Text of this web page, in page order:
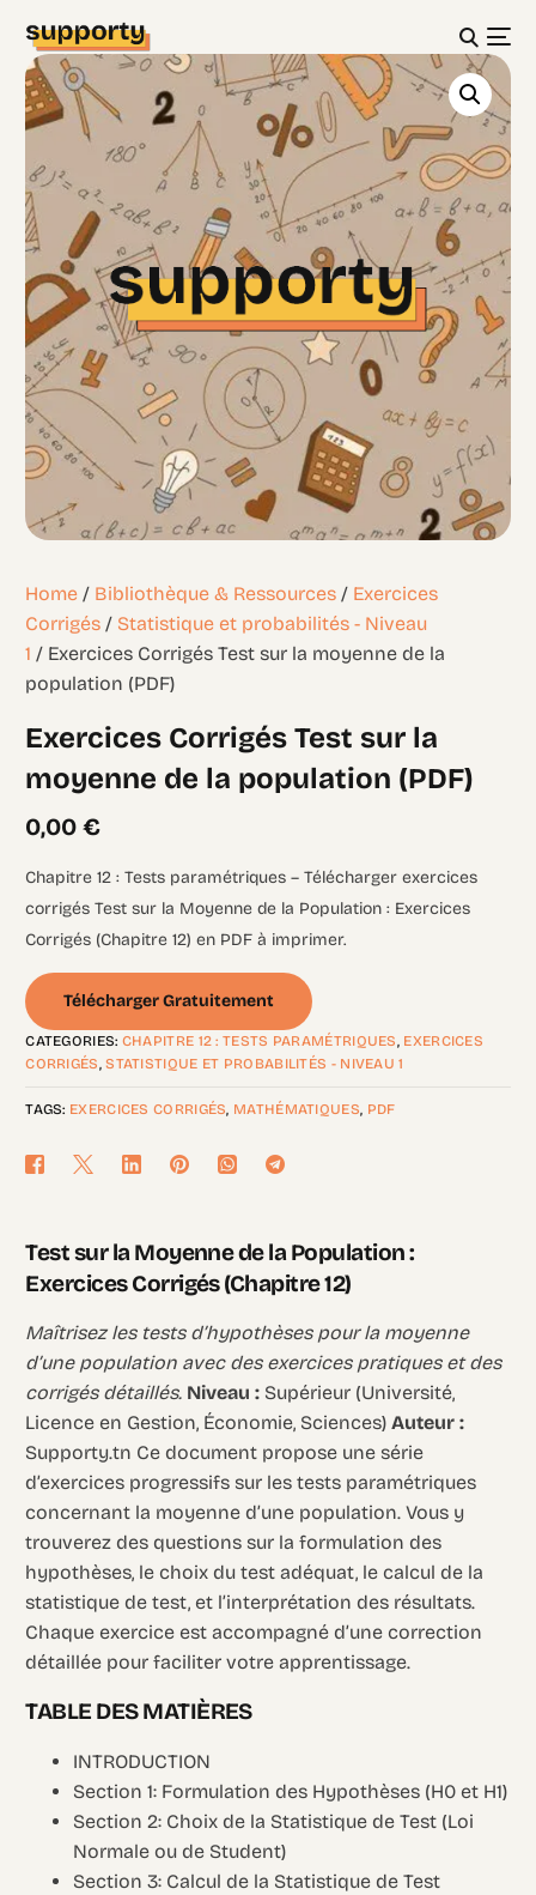
Home / Bibliothèque & Ressources / Exercices
Corrigés / Statistique et probabilités - Niveau
1 / Exercices Corrigés Test sur la moyenne de la
population (PDF)
Exercices Corrigés Test sur la
moyenne de la population (PDF)
0,00€
Chapitre 12 : Tests paramétriques – Télécharger exercices
corrigés Test sur la Moyenne de la Population : Exercices
Corrigés (Chapitre 12) en PDF à imprimer.
Télécharger Gratuitement
CATEGORIES: CHAPITRE 12 : TESTS PARAMÉTRIQUES, EXERCICES
CORRIGÉS,STATISTIQUE ET PROBABILITÉS - NIVEAU 1
TAGS: EXERCICES CORRIGÉS, MATHÉMATIQUES, PDF
Test sur la Moyenne de la Population :
Exercices Corrigés (Chapitre 12)
Maîtrisez les tests d’hypothèses pour la moyenne
d’une population avec des exercices pratiques et des
corrigés détaillés. Niveau : Supérieur (Université,
Licence en Gestion, Économie, Sciences)Auteur :
Supporty.tn Ce document propose une série
d’exercices progressifs sur les tests paramétriques
concernant la moyenne d’une population. Vous y
trouverez des questions sur la formulation des
hypothèses, le choix du test adéquat, le calcul de la
statistique de test, et l’interprétation des résultats.
Chaque exercice est accompagné d’une correction
détaillée pour faciliter votre apprentissage.
TABLE DES MATIÈRES
INTRODUCTION
Section 1: Formulation des Hypothèses (H0 et H1)
Section 2: Choix de la Statistique de Test (Loi
Normale ou de Student)
Section 3: Calcul de la Statistique de Test